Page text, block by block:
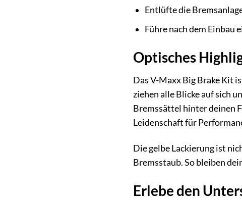
Entlüfte die
Führe nach dem Einbau
Optisches
Das V-Maxx Big Brake Kit
ziehen alle Blicke auf sich
Bremssättel hinter deinen
Leidenschaft für
Die gelbe Lackierung ist
Bremsstaub. So bleiben
Erlebe den